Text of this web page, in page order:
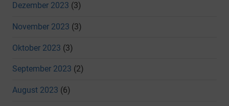
Dezember 2023 (3)
November 2023 (3)
Oktober 2023 (3)
September 2023 (2)
August 2023 (6)